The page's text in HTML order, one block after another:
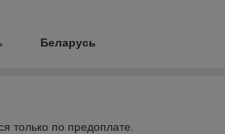
Беларусь
только по предоплате.